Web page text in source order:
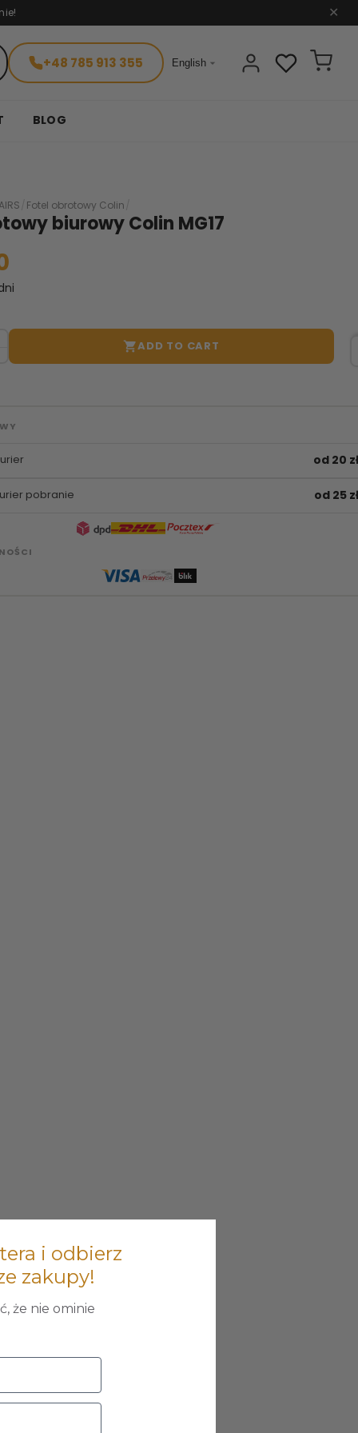
✕
+48 785 913 355 English 
BLOG
Fotel obrotowy Colin
biurowy Colin MG17
ADD TO CART
od 20
pobranie od 25
i odbierz
zakupy!
że nie ominie